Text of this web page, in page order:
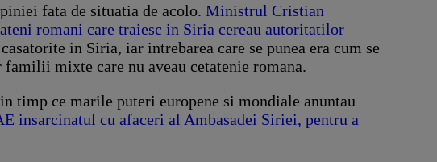
fata de situatia de acolo. Ministrul Cristian
romani care traiesc in Siria cereau autoritatilor
in Siria, iar intrebarea care se punea era cum se
mixte care nu aveau cetatenie romana.
timp ce marile puteri europene si mondiale anuntau
insarcinatul cu afaceri al Ambasadei Siriei, pentru a